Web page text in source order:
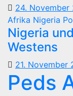
24. November
Afrika Nigeria
Nigeria
Westens
21. November
Peds